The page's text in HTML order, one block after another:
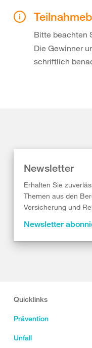
Bitte beachten
Die Gewinner
schriftlich
Newsletter
Erhalten Sie
Themen aus den
Versicherung und
Newsletter
Quicklinks
Prävention
Unfall